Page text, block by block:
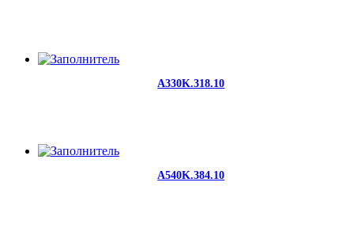
A330K.318.10
A540K.384.10